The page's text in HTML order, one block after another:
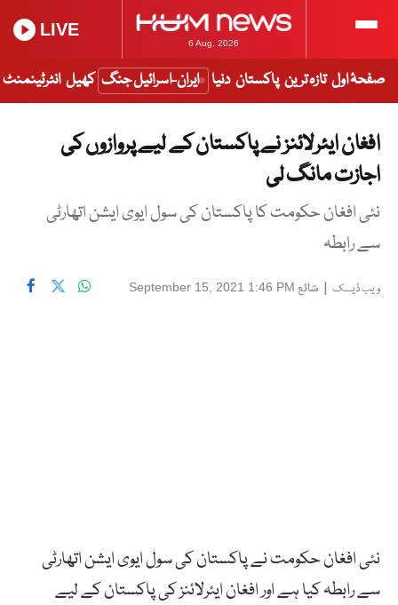
6 Aug, 2026
LIVE
صفحۂ اول تازہ ترین پاکستان دنیا ایران-اسرائیل جنگ کھیل انٹرٹینمنٹ
افغان ایئرلائنز نے پاکستان کے لیے پروازوں کی
اجازت مانگ لی
نئی افغان حکومت کا پاکستان کی سول ایوی ایشن اتھارٹی
سے رابطہ
ویب ڈیسک | شائع September 15, 2021 1:46 PM
نئی افغان حکومت نے پاکستان کی سول ایوی ایشن اتھارٹی
سے رابطہ کیا ہے اور افغان ایئرلائنز کی پاکستان کے لیے